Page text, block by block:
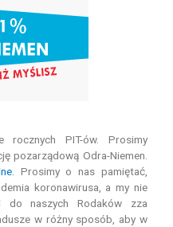
rocznych PIT-ów. Prosimy
pozarządową Odra-Niemen.
Prosimy o nas pamiętać,
koronawirusa, a my nie
do naszych Rodaków zza
w różny sposób, aby w